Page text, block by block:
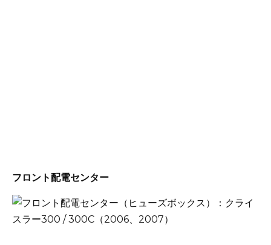
フロント配電センター